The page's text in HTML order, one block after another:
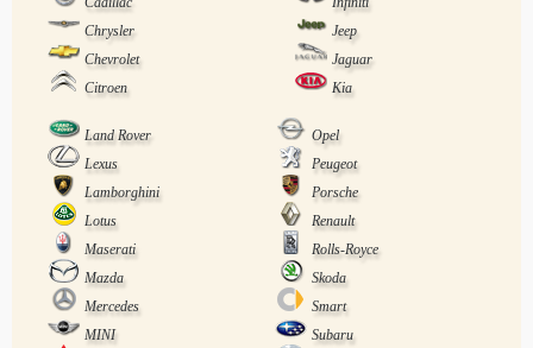
Chrysler
Jeep
Chevrolet
Jaguar
Citroen
Kia
Land Rover
Opel
Lexus
Peugeot
Lamborghini
Porsche
Lotus
Renault
Maserati
Rolls-Royce
Mazda
Skoda
Mercedes
Smart
MINI
Subaru